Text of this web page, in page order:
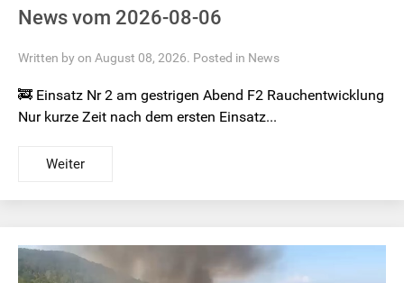
News vom 2026-08-06
Written by on August 08, 2026. Posted in News
🚒 Einsatz Nr 2 am gestrigen Abend F2 Rauchentwicklung
Nur kurze Zeit nach dem ersten Einsatz...
Weiter